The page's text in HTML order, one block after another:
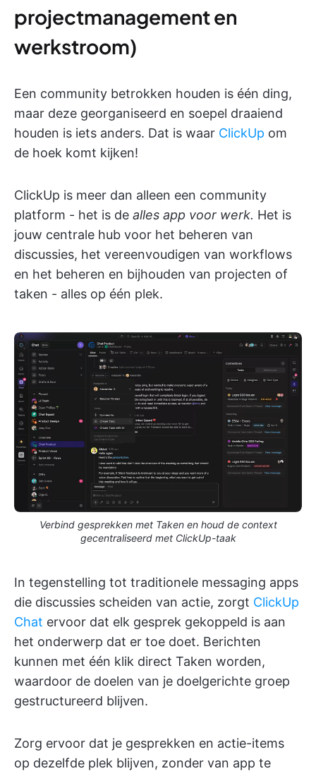
projectmanagement en
werkstroom)
Een community betrokken houden is één ding,
maar deze georganiseerd en soepel draaiend
houden is iets anders. Dat is waar ClickUp om
de hoek komt kijken!
ClickUp is meer dan alleen een community
platform - het is de alles app voor werk. Het is
jouw centrale hub voor het beheren van
discussies, het vereenvoudigen van workflows
en het beheren en bijhouden van projecten of
taken - alles op één plek.
Verbind gesprekken met Taken en houd de context
gecentraliseerd met ClickUp-taak
In tegenstelling tot traditionele messaging apps
die discussies scheiden van actie, zorgt ClickUp
Chat ervoor dat elk gesprek gekoppeld is aan
het onderwerp dat er toe doet. Berichten
kunnen met één klik direct Taken worden,
waardoor de doelen van je doelgerichte groep
gestructureerd blijven.
Zorg ervoor dat je gesprekken en actie-items
op dezelfde plek blijven, zonder van app te